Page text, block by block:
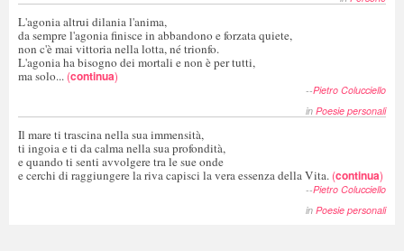
L'agonia altrui dilania l'anima,
da sempre l'agonia finisce in abbandono e forzata quiete,
non c'è mai vittoria nella lotta, né trionfo.
L'agonia ha bisogno dei mortali e non è per tutti,
ma solo... (continua)
--Pietro Colucciello
in Poesie personali
Il mare ti trascina nella sua immensità,
ti ingoia e ti da calma nella sua profondità,
e quando ti senti avvolgere tra le sue onde
e cerchi di raggiungere la riva capisci la vera essenza della Vita. (continua)
--Pietro Colucciello
in Poesie personali